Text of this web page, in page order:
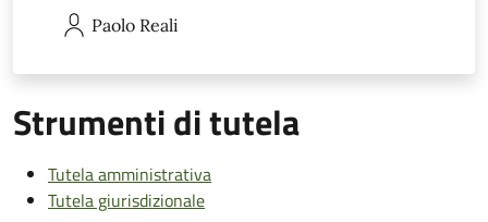
Paolo Reali
Strumenti di tutela
Tutela amministrativa
Tutela giurisdizionale